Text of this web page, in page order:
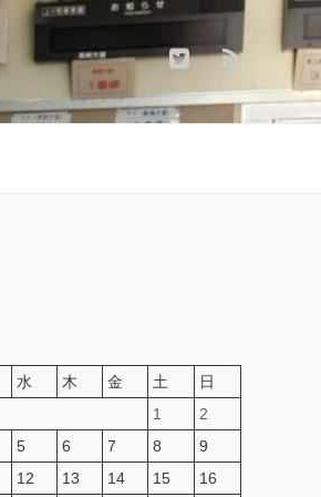
水 木 金 土
日
1
2
5 6 7 8
9
12 13 14 15 16